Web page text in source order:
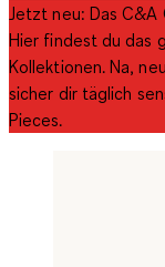
Jetzt neu: Das C&A
Hier findest du das
Kollektionen. Na,
sicher dir täglich
Pieces.